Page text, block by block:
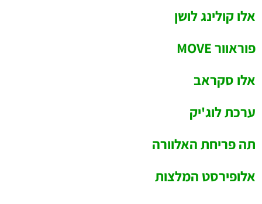
אלו קולינג לושן
פוראוור MOVE
אלו סקראב
ערכת לוג'יק
תה פריחת האלוורה
אלופירסט המלצות